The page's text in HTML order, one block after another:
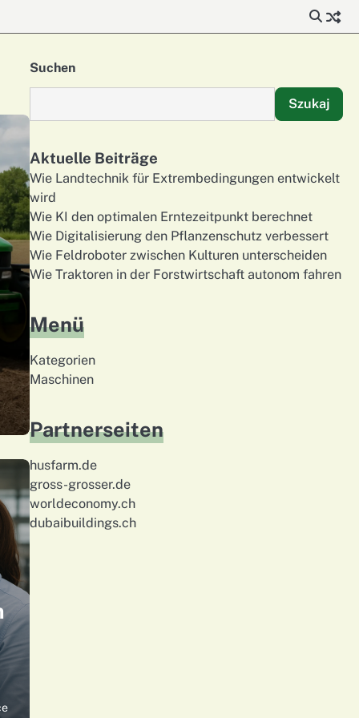
Suchen
Szukaj
Aktuelle Beiträge
Wie Landtechnik für Extrembedingungen entwickelt
wird
Wie KI den optimalen Erntezeitpunkt berechnet
Wie Digitalisierung den Pflanzenschutz verbessert
Wie Feldroboter zwischen Kulturen unterscheiden
Wie Traktoren in der Forstwirtschaft autonom fahren
Menü
Kategorien
Maschinen
Partnerseiten
husfarm.de
gross-grosser.de
worldeconomy.ch
dubaibuildings.ch